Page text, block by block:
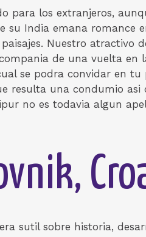
para los extranjeros,
su India emana romance
Nuestro atractivo
de una vuelta en
se podra convidar en tu
resulta una condumio
no es todavia algun
sutil sobre historia,